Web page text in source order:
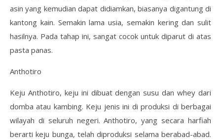
asin yang kemudian dapat didiamkan, biasanya digantung di
kantong kain. Semakin lama usia, semakin kering dan sulit
hasilnya. Pada tahap ini, sangat cocok untuk diparut di atas
pasta panas.
Anthotiro
Keju Anthotiro, keju ini dibuat dengan susu dan whey dari
domba atau kambing. Keju jenis ini di produksi di berbagai
wilayah di seluruh negeri. Anthotiro, yang secara harfiah
berarti keju bunga, telah diproduksi selama berabad-abad.